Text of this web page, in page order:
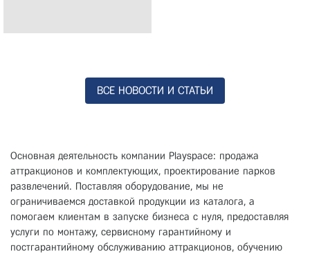
Воплощение солидности и класса! Диаболо - эффектная детская
ВСЕ НОВОСТИ И СТАТЬИ
Основная деятельность компании Playspace: продажа
аттракционов и комплектующих, проектирование парков
развлечений. Поставляя оборудование, мы не
ограничиваемся доставкой продукции из каталога, а
помогаем клиентам в запуске бизнеса с нуля, предоставляя
услуги по монтажу, сервисному гарантийному и
постгарантийному обслуживанию аттракционов, обучению